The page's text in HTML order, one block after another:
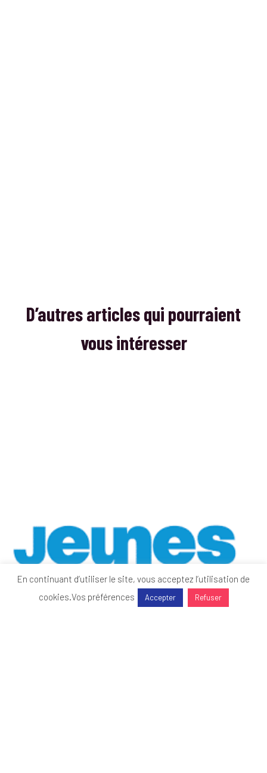
D’autres articles qui pourraient
vous intéresser
En continuant d’utiliser le site, vous acceptez l’utilisation de
cookies.Vos préférences Accepter Refuser